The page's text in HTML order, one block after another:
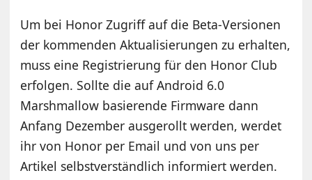
Um bei Honor Zugriff auf die Beta-Versionen
der kommenden Aktualisierungen zu erhalten,
muss eine Registrierung für den Honor Club
erfolgen. Sollte die auf Android 6.0
Marshmallow basierende Firmware dann
Anfang Dezember ausgerollt werden, werdet
ihr von Honor per Email und von uns per
Artikel selbstverständlich informiert werden.